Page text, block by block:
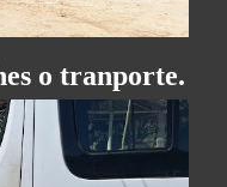
o tranporte.